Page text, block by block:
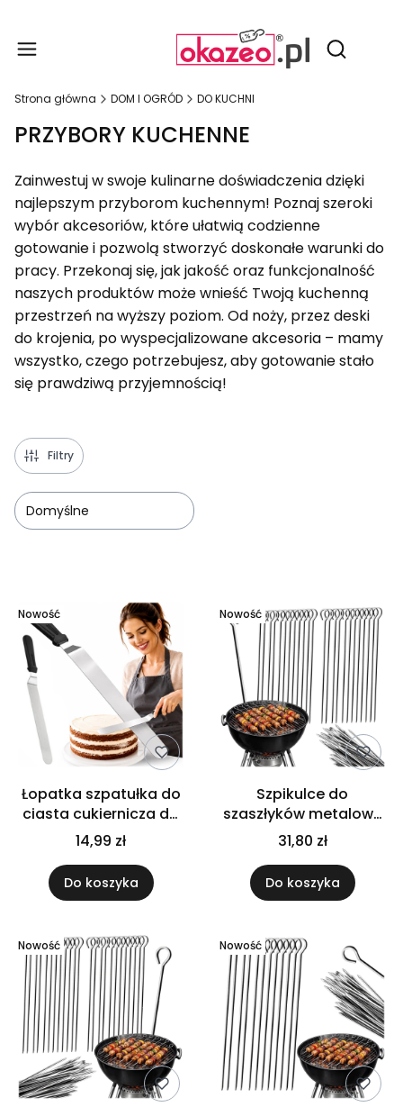
Otwórz
Strona główna DOM I OGRÓD DO KUCHNI
PRZYBORY KUCHENNE
Zainwestuj w swoje kulinarne doświadczenia dzięki
najlepszym przyborom kuchennym! Poznaj szeroki
wybór akcesoriów, które ułatwią codzienne
gotowanie i pozwolą stworzyć doskonałe warunki do
pracy. Przekonaj się, jak jakość oraz funkcjonalność
naszych produktów może wnieść Twoją kuchenną
przestrzeń na wyższy poziom. Od noży, przez deski
do krojenia, po wyspecjalizowane akcesoria – mamy
wszystko, czego potrzebujesz, aby gotowanie stało
się prawdziwą przyjemnością!
Filtry
Domyślne
Nowość
Łopatka szpatułka do
ciasta cukiernicza do
kremu tortu metalowa
długa 42 cm
14,99 zł
Do koszyka
Nowość
Szpikulce do
szaszłyków metalowe
35 cm do mięsa ryb
grill ogrodowy Zestaw
2x12 sztuk
31,80 zł
Do koszyka
Nowość Nowość